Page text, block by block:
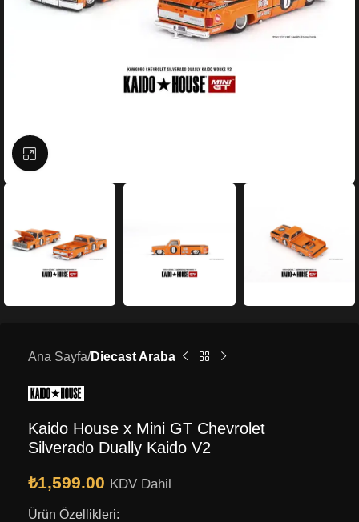
Büyütmek için tıklayın
Ana Sayfa Diecast Araba
Kaido House x Mini GT Chevrolet
Silverado Dually Kaido V2
₺1,599.00 KDV Dahil
Ürün Özellikleri: